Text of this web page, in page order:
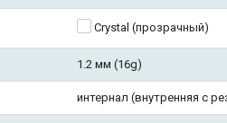
Crystal (прозрачный)
1.2 мм (16g)
интернал (внутренняя с